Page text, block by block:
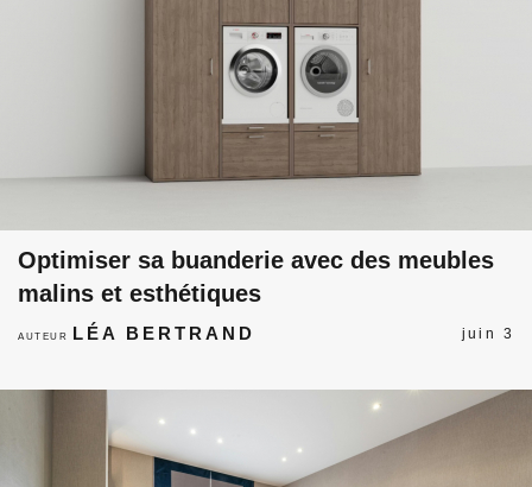
Optimiser sa buanderie avec des meubles
malins et esthétiques
AUTEUR LÉA BERTRAND juin 3